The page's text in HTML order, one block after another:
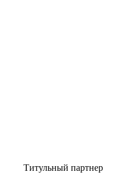
Титульный партнер